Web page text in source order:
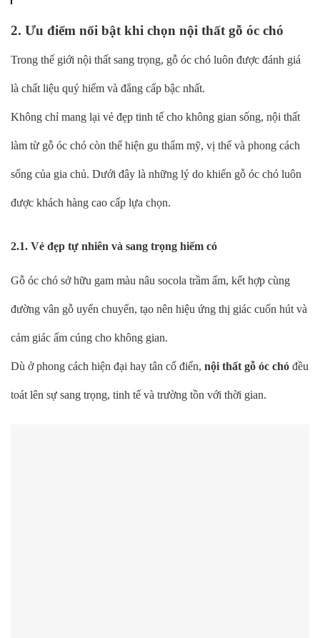
2. Ưu điểm nổi bật khi chọn nội thất gỗ óc chó
Trong thế giới nội thất sang trọng, gỗ óc chó luôn được đánh giá
là chất liệu quý hiếm và đẳng cấp bậc nhất.
Không chỉ mang lại vẻ đẹp tinh tế cho không gian sống, nội thất
làm từ gỗ óc chó còn thể hiện gu thẩm mỹ, vị thế và phong cách
sống của gia chủ. Dưới đây là những lý do khiến gỗ óc chó luôn
được khách hàng cao cấp lựa chọn.
2.1. Vẻ đẹp tự nhiên và sang trọng hiếm có
Gỗ óc chó sở hữu gam màu nâu socola trầm ấm, kết hợp cùng
đường vân gỗ uyển chuyển, tạo nên hiệu ứng thị giác cuốn hút và
cảm giác ấm cúng cho không gian.
Dù ở phong cách hiện đại hay tân cổ điển, nội thất gỗ óc chó đều
toát lên sự sang trọng, tinh tế và trường tồn với thời gian.